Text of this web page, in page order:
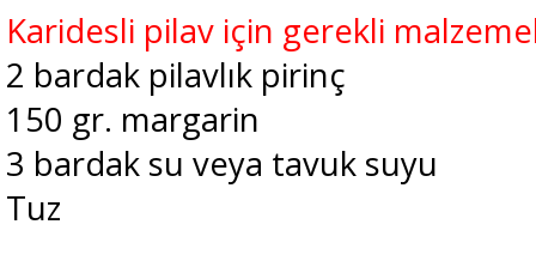
Karidesli pilav için gerekli
2 bardak pilavlık pirinç
150 gr. margarin
3 bardak su veya tavuk suyu
Tuz